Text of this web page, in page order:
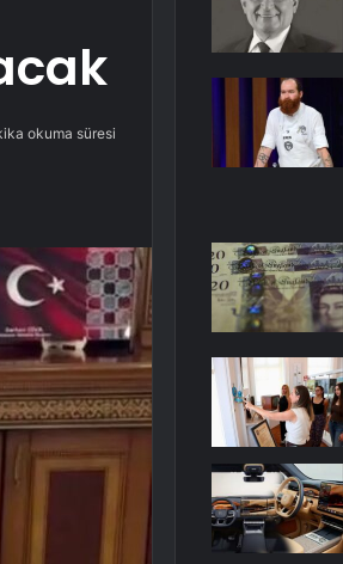
okuma süresi